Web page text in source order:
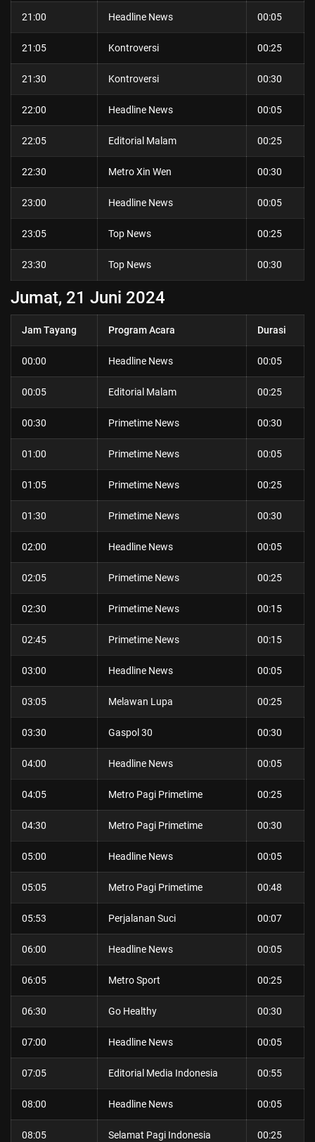
21:00 Headline News 00:05
21:05 Kontroversi 00:25
21:30 Kontroversi 00:30
22:00 Headline News 00:05
22:05 Editorial Malam 00:25
22:30 Metro Xin Wen 00:30
23:00 Headline News 00:05
23:05 Top News 00:25
23:30 Top News 00:30
Jumat, 21 Juni 2024
Jam Tayang Program Acara Durasi
00:00 Headline News 00:05
00:05 Editorial Malam 00:25
00:30 Primetime News 00:30
01:00 Primetime News 00:05
01:05 Primetime News 00:25
01:30 Primetime News 00:30
02:00 Headline News 00:05
02:05 Primetime News 00:25
02:30 Primetime News 00:15
02:45 Primetime News 00:15
03:00 Headline News 00:05
03:05 Melawan Lupa 00:25
03:30 Gaspol 30 00:30
04:00 Headline News 00:05
04:05 Metro Pagi Primetime 00:25
04:30 Metro Pagi Primetime 00:30
05:00 Headline News 00:05
05:05 Metro Pagi Primetime 00:48
05:53 Perjalanan Suci 00:07
06:00 Headline News 00:05
06:05 Metro Sport 00:25
06:30 Go Healthy 00:30
07:00 Headline News 00:05
07:05 Editorial Media Indonesia 00:55
08:00 Headline News 00:05
08:05 Selamat Pagi Indonesia 00:25